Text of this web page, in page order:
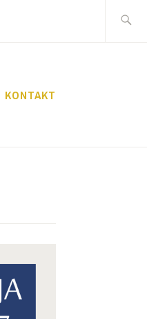
KONTAKT